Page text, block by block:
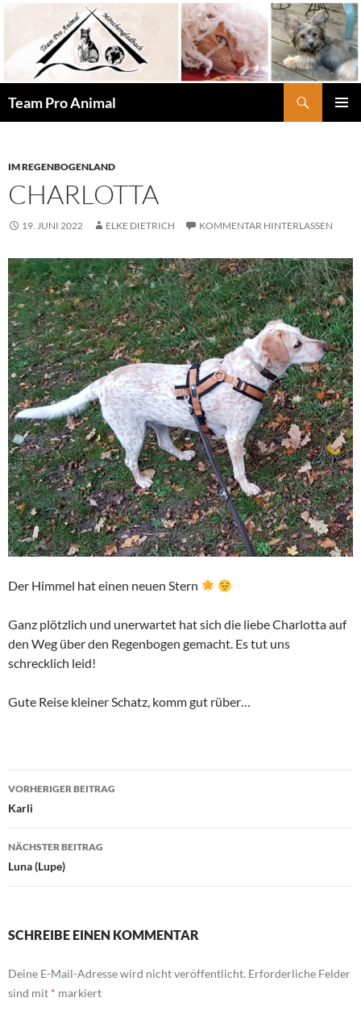
springen
Team Pro Animal
IM REGENBOGENLAND
CHARLOTTA
19. JUNI 2022 ELKE DIETRICH KOMMENTAR HINTERLASSEN
Der Himmel hat einen neuen Stern
Ganz plötzlich und unerwartet hat sich die liebe Charlotta auf
den Weg über den Regenbogen gemacht. Es tut uns
schrecklich leid!
Gute Reise kleiner Schatz, komm gut rüber…
Beitragsnavigation
VORHERIGER BEITRAG
Karli
NÄCHSTER BEITRAG
Luna (Lupe)
SCHREIBE EINEN KOMMENTAR
Deine E-Mail-Adresse wird nicht veröffentlicht. Erforderliche Felder
sind mit * markiert